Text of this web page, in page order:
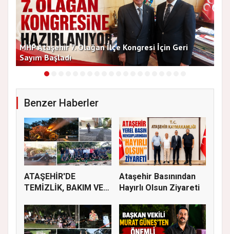
MHP Ataşehir 7. Olağan İlçe Kongresi İçin Geri
Sayım Başladı
Benzer Haberler
ATAŞEHİR'DE
TEMİZLİK, BAKIM VE
Ataşehir Basınından
Hayırlı Olsun Ziyareti